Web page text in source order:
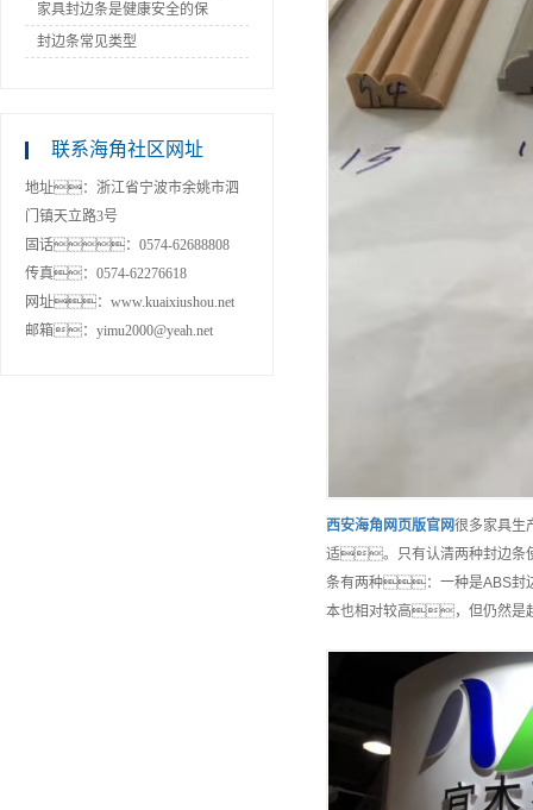
家具封边条是健康安全的保
障！
封边条常见类型
联系海角社区网址
地址：浙江省宁波市余姚市泗
门镇天立路3号
固话：0574-62688808
传真：0574-62276618
网址：www.kuaixiushou.net
邮箱：yimu2000@yeah.net
西安海角网页版官网很多家具
适。只有认清两种封边
条有两种：一种是ABS
本也相对较高，但仍然